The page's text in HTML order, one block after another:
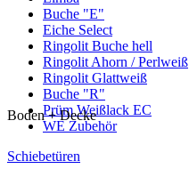
Buche "E"
Eiche Select
Ringolit Buche hell
Ringolit Ahorn / Perlweiß
Ringolit Glattweiß
Buche "R"
Prüm Weißlack EC
WE Zubehör
Schiebetüren
Boden + Decke